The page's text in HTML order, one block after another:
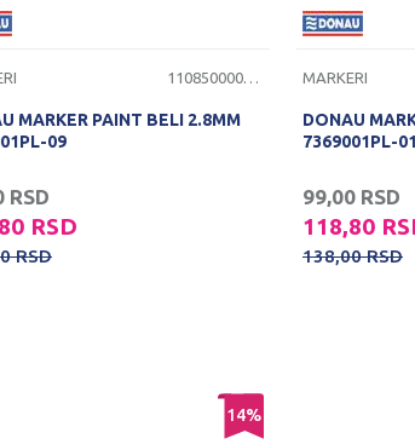
1108500000071
MARKER PAINT BELI 2.8MM
09
RSD
RSD
RSD
MARKERI
DONAU
7369001PL-01
99,00 RSD
118,80
138,00RSD
14%